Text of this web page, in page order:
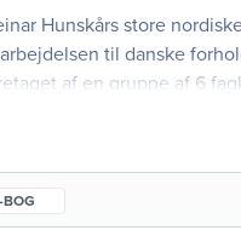
Hunskårs store
til danske
af en gruppe af 6
BOG